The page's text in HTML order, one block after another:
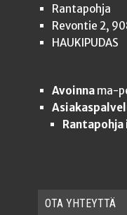
Rantapohja
Revontie 2,
HAUKIPUDAS
Avoinnama-
OTA YHTEYT­TÄ